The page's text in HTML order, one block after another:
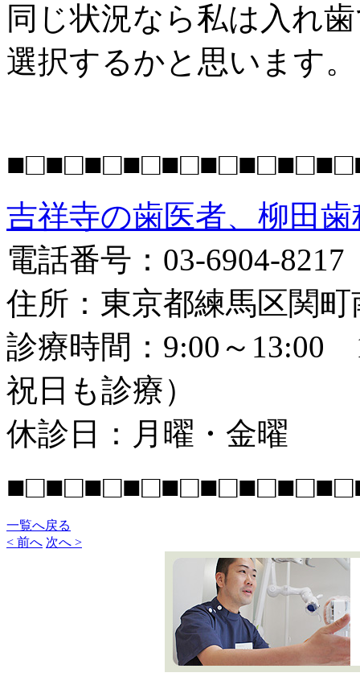
同じ状況なら私は入れ
選択するかと思います。
吉祥寺の歯医者、柳田
電話番号：03-6904-8217
住所：東京都練馬区関町
診療時間：9:00～13:00
祝日も診療）
休診日：月曜・金曜
一覧へ戻る
< 前へ 次へ >